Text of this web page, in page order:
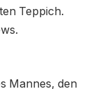
Teppich.
Mannes, den